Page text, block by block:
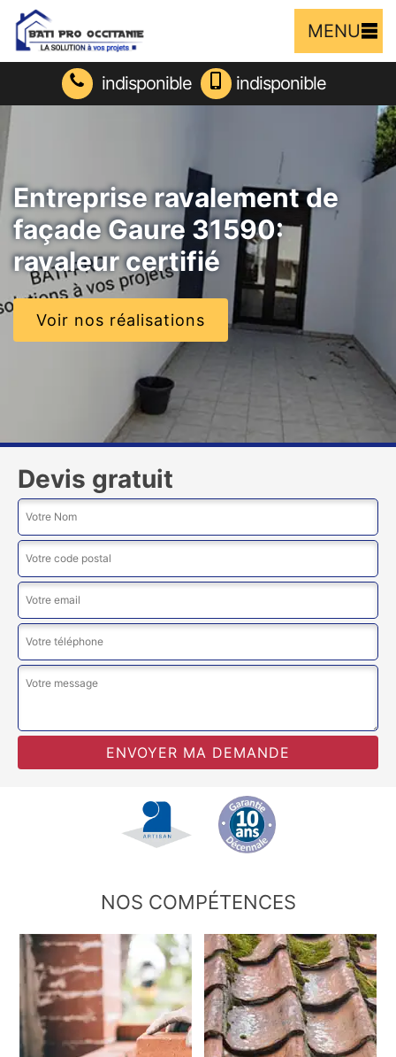
MENU
indisponible indisponible
Entreprise ravalement de
façade Gaure 31590:
ravaleur certifié
Voir nos réalisations
Devis gratuit
NOS COMPÉTENCES